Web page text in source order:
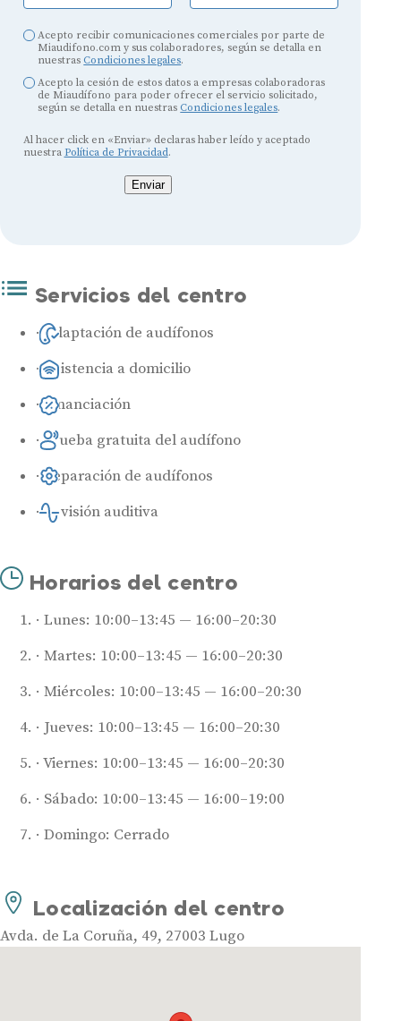
Acepto recibir comunicaciones comerciales por parte de
Miaudifono.com y sus colaboradores, según se detalla en
nuestras Condiciones legales.
Acepto la cesión de estos datos a empresas colaboradoras
de Miaudífono para poder ofrecer el servicio solicitado,
según se detalla en nuestras Condiciones legales.
Al hacer click en «Enviar» declaras haber leído y aceptado
nuestra Política de Privacidad.
Enviar
Servicios del centro
Adaptación de audífonos
Asistencia a domicilio
Financiación
Prueba gratuita del audífono
Reparación de audífonos
Revisión auditiva
Horarios del centro
Lunes: 10:00–13:45 — 16:00–20:30
Martes: 10:00–13:45 — 16:00–20:30
Miércoles: 10:00–13:45 — 16:00–20:30
Jueves: 10:00–13:45 — 16:00–20:30
Viernes: 10:00–13:45 — 16:00–20:30
Sábado: 10:00–13:45 — 16:00–19:00
Domingo: Cerrado
Localización del centro
Avda. de La Coruña, 49, 27003 Lugo
Audífonos
Tipos de audífonos para la sordera
Audífonos invisibles
Audífonos inteligentes